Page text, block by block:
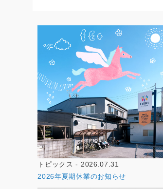
トピックス - 2026.07.31
2026年夏期休業のお知らせ